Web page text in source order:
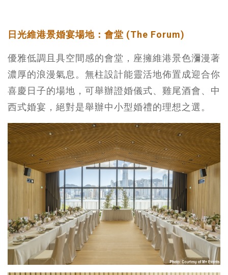
日光維港景婚宴場地：會堂 (The Forum)
優雅低調且具空間感的會堂，座擁維港景色瀰漫著
濃厚的浪漫氣息。無柱設計能靈活地佈置成迎合你
喜慶日子的場地，可舉辦證婚儀式、雞尾酒會、中
西式婚宴，絕對是舉辦中小型婚禮的理想之選。